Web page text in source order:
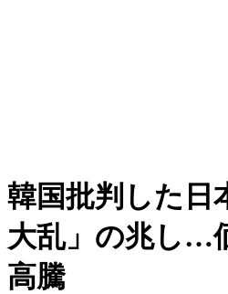
韓国批判した日
大乱」の兆し…
高騰